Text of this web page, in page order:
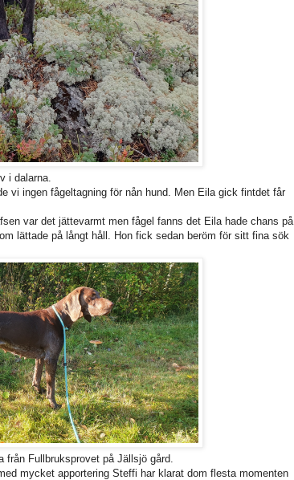
i dalarna.
vi ingen fågeltagning för nån hund. Men Eila gick fintdet får
var det jättevarmt men fågel fanns det Eila hade chans på
lättade på långt håll. Hon fick sedan beröm för sitt fina sök
Fullbruksprovet på Jällsjö gård.
mycket apportering Steffi har klarat dom flesta momenten